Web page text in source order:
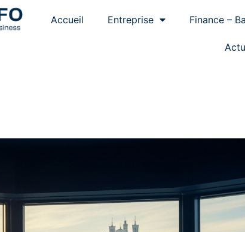
Accueil Entreprise Finance –